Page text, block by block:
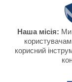
Наша місія: Ми
корисний